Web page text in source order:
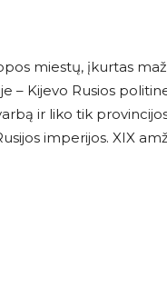
miestų, įkurtas
– Kijevo Rusios
ir liko tik
imperijos. XIX